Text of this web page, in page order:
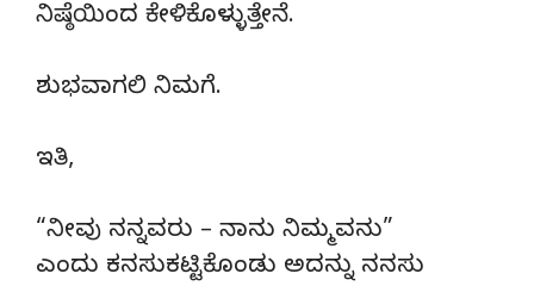
ನಿಷ್ಠೆಯಿಂದ ಕೇಳಿಕೊಳ್ಳುತ್ತೇನೆ.
ಶುಭವಾಗಲಿ ನಿಮಗೆ.
ಇತಿ,
“ನೀವು ನನ್ನವರು – ನಾನು ನಿಮ್ಮವನು”
ಎಂದು ಕನಸುಕಟ್ಟಿಕೊಂಡು ಅದನ್ನು ನನಸು